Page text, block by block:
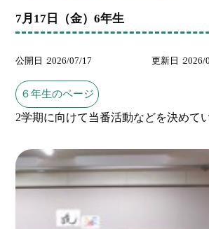
7月17日（金）6年生
公開日 2026/07/17 更新日 2026/
６年生のページ
2学期に向けて当番活動などを決めて